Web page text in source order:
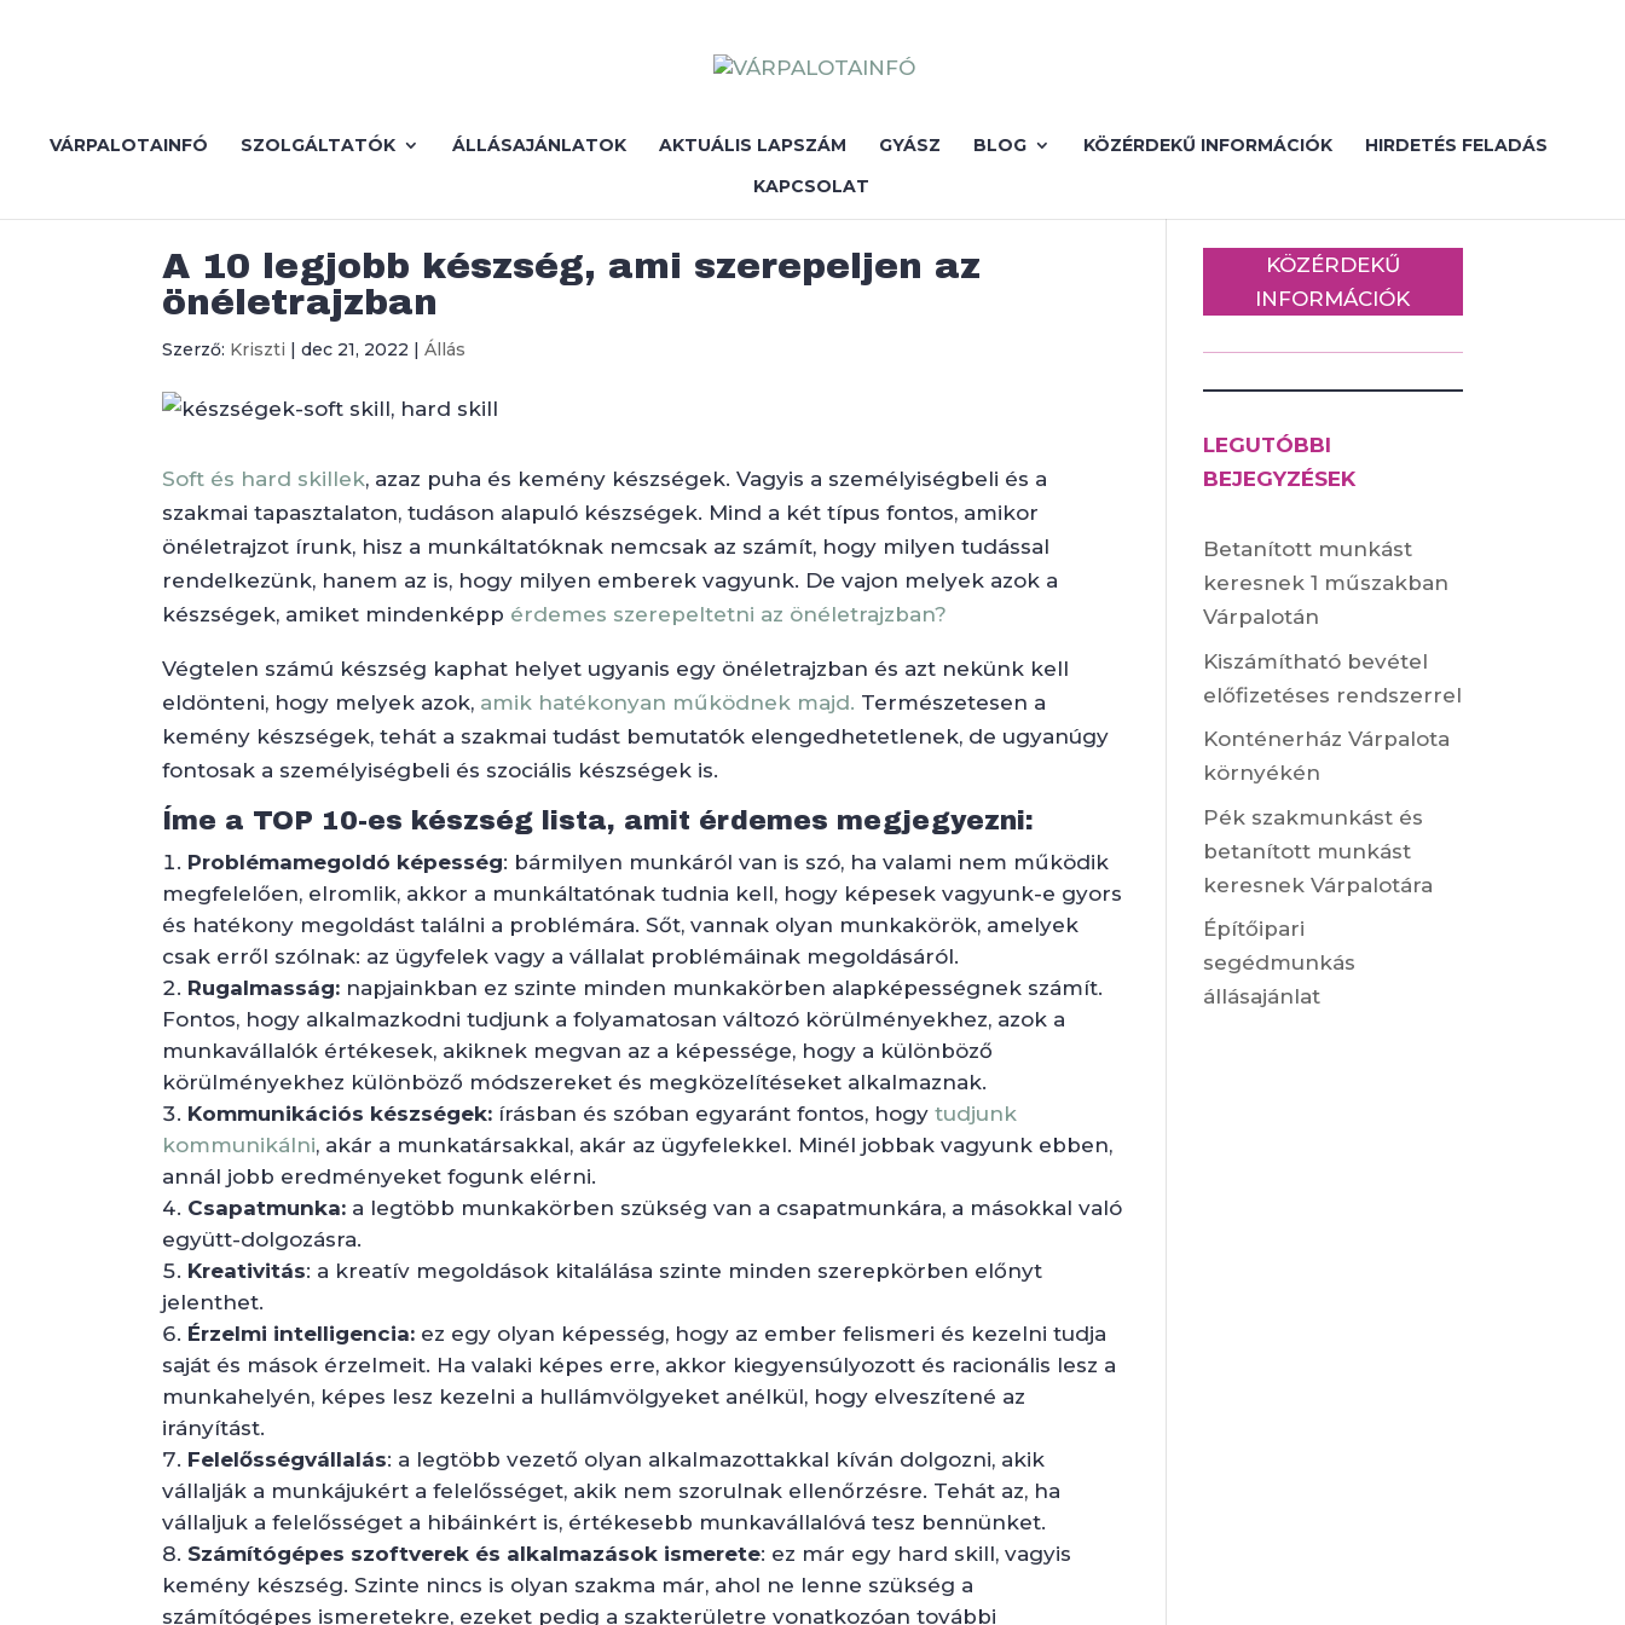
VÁRPALOTAINFÓ SZOLGÁLTATÓK ÁLLÁSAJÁNLATOK AKTUÁLIS LAPSZÁM GYÁSZ BLOG KÖZÉRDEKŰ INFORMÁCIÓK
HIRDETÉS FELADÁS
KAPCSOLAT
A 10 legjobb készség, ami szerepeljen az
önéletrajzban
Szerző: Kriszti |dec 21, 2022 |Állás
Soft és hard skillek, azaz puha és kemény készségek. Vagyis a személyiségbeli és a
szakmai tapasztalaton, tudáson alapuló készségek. Mind a két típus fontos, amikor
önéletrajzot írunk, hisz a munkáltatóknak nemcsak az számít, hogy milyen tudással
rendelkezünk, hanem az is, hogy milyen emberek vagyunk. De vajon melyek azok a
készségek, amiket mindenképp érdemes szerepeltetni az önéletrajzban?
Végtelen számú készség kaphat helyet ugyanis egy önéletrajzban és azt nekünk kell
eldönteni, hogy melyek azok, amik hatékonyan működnek majd. Természetesen a
kemény készségek, tehát a szakmai tudást bemutatók elengedhetetlenek, de ugyanúgy
fontosak a személyiségbeli és szociális készségek is.
Íme a TOP 10-es készség lista, amit érdemes megjegyezni:
Problémamegoldó képesség: bármilyen munkáról van is szó, ha valami nem működik
megfelelően, elromlik, akkor a munkáltatónak tudnia kell, hogy képesek vagyunk-e gyors
és hatékony megoldást találni a problémára. Sőt, vannak olyan munkakörök, amelyek
csak erről szólnak: az ügyfelek vagy a vállalat problémáinak megoldásáról.
Rugalmasság: napjainkban ez szinte minden munkakörben alapképességnek számít.
Fontos, hogy alkalmazkodni tudjunk a folyamatosan változó körülményekhez, azok a
munkavállalók értékesek, akiknek megvan az a képessége, hogy a különböző
körülményekhez különböző módszereket és megközelítéseket alkalmaznak.
Kommunikációs készségek: írásban és szóban egyaránt fontos, hogytudjunk
kommunikálni, akár a munkatársakkal, akár az ügyfelekkel. Minél jobbak vagyunk ebben,
annál jobb eredményeket fogunk elérni.
Csapatmunka: a legtöbb munkakörben szükség van a csapatmunkára, a másokkal való
együtt-dolgozásra.
Kreativitás: a kreatív megoldások kitalálása szinte minden szerepkörben előnyt
jelenthet.
Érzelmi intelligencia: ez egy olyan képesség, hogy az ember felismeri és kezelni tudja
saját és mások érzelmeit. Ha valaki képes erre, akkor kiegyensúlyozott és racionális lesz a
munkahelyén, képes lesz kezelni a hullámvölgyeket anélkül, hogy elveszítené az
irányítást.
Felelősségvállalás: a legtöbb vezető olyan alkalmazottakkal kíván dolgozni, akik
vállalják a munkájukért a felelősséget, akik nem szorulnak ellenőrzésre. Tehát az, ha
vállaljuk a felelősséget a hibáinkért is, értékesebb munkavállalóvá tesz bennünket.
Számítógépes szoftverek és alkalmazások ismerete: ez már egy hard skill, vagyis
kemény készség. Szinte nincs is olyan szakma már, ahol ne lenne szükség a
számítógépes ismeretekre, ezeket pedig a szakterületre vonatkozóan további
KÖZÉRDEKŰ
INFORMÁCIÓK
LEGUTÓBBI
BEJEGYZÉSEK
Betanított munkást
keresnek 1 műszakban
Várpalotán
Kiszámítható bevétel
előfizetéses rendszerrel
Konténerház Várpalota
környékén
Pék szakmunkást és
betanított munkást
keresnek Várpalotára
Építőipari
segédmunkás
állásajánlat